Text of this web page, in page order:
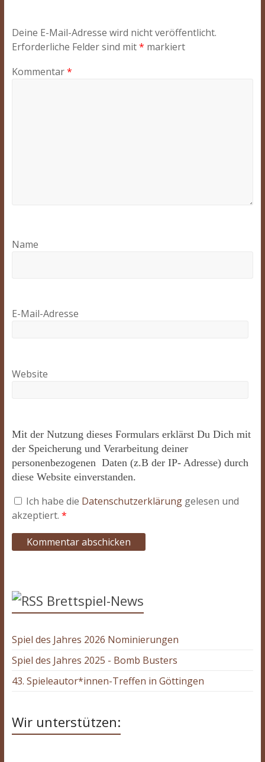
Deine E-Mail-Adresse wird nicht veröffentlicht.
Erforderliche Felder sind mit* markiert
Kommentar*
Name
E-Mail-Adresse
Website
Mit der Nutzung dieses Formulars erklärst Du Dich mit
der Speicherung und Verarbeitung deiner
personenbezogenen Daten (z.B der IP- Adresse) durch
diese Website einverstanden.
Ich habe die Datenschutzerklärung gelesen und
akzeptiert. *
Brettspiel-News
Spiel des Jahres 2026 Nominierungen
Spiel des Jahres 2025 - Bomb Busters
43. Spieleautor*innen-Treffen in Göttingen
Wir unterstützen: